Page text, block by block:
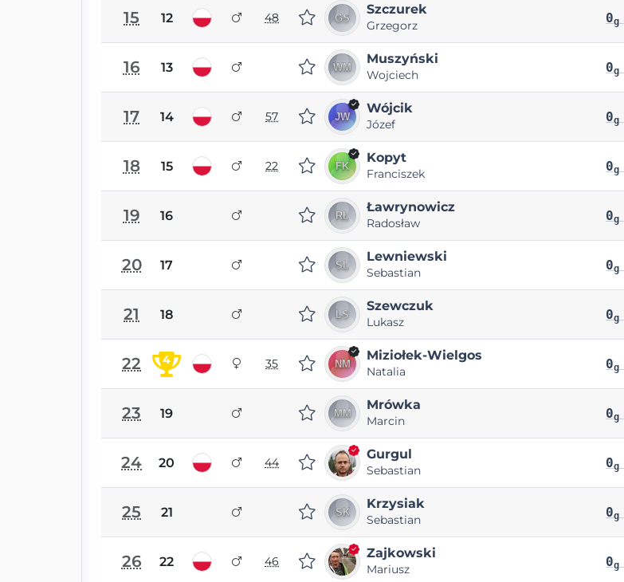
15 12 48
Szczurek
Grzegorz 0g
16 13
Muszyński
Wojciech 0g
17 14 57
Wójcik
Józef 0g
18 15 22
Kopyt
Franciszek 0g
19 16
Ławrynowicz
Radosław 0g
20 17
Lewniewski
Sebastian 0g
21 18
Szewczuk
Lukasz 0g
22 4 35
Miziołek-Wielgos
Natalia 0g
23 19
Mrówka
Marcin 0g
24 20 44
Gurgul
Sebastian 0g
25 21
Krzysiak
Sebastian 0g
26 22 46
Zajkowski
Mariusz 0g